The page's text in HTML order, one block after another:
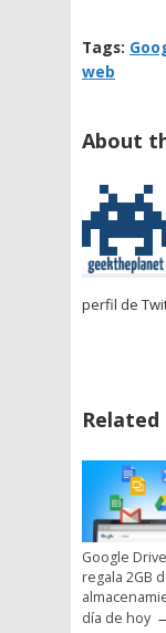
Tags:
web
About
perfil de
Related
Google
regala 2GB
día de hoy